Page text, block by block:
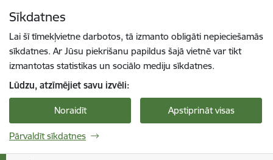
Sīkdatnes
Lai šī tīmekļvietne darbotos, tā izmanto obligāti nepieciešamās
sīkdatnes. Ar Jūsu piekrišanu papildus šajā vietnē var tikt
izmantotas statistikas un sociālo mediju sīkdatnes.
Lūdzu, atzīmējiet savu izvēli:
Noraidīt Apstiprināt visas
Pārvaldīt sīkdatnes